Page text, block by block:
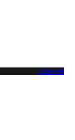
Liste de